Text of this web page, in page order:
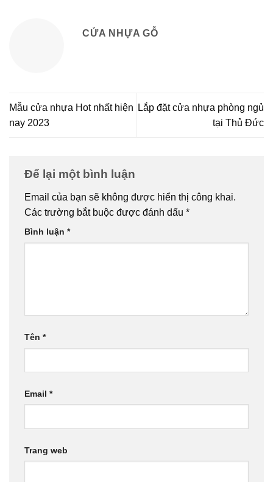
CỬA NHỰA GỖ
Mẫu cửa nhựa Hot nhất hiện
nay 2023
Lắp đặt cửa nhựa phòng ngủ
tại Thủ Đức
Để lại một bình luận
Email của bạn sẽ không được hiển thị công khai.
Các trường bắt buộc được đánh dấu *
Bình luận *
Tên *
Email *
Trang web